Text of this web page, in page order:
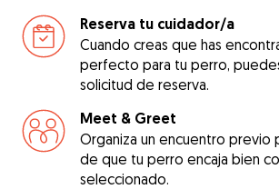
Reserva tu cuidador/a
Cuando creas que has
perfecto para tu perro,
solicitud de reserva.
Meet & Greet
Organiza un encuentro previo
de que tu perro encaja bien
seleccionado.